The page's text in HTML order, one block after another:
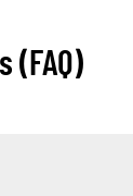
(FAQ)